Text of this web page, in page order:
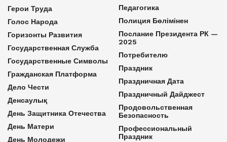
Герои Труда
Голос Народа
Горизонты Развития
Государственная Служба
Государственные Символы
Гражданская Платформа
Дело Чести
Денсаулық
День Защитника Отечества
День Матери
День Молодежи
Педагогика
Полиция Бөлімінен
Послание Президента РК —
2025
Потребителю
Праздник
Праздничная Дата
Праздничный Дайджест
Продовольственная
Безопасность
Профессиональный
Праздник